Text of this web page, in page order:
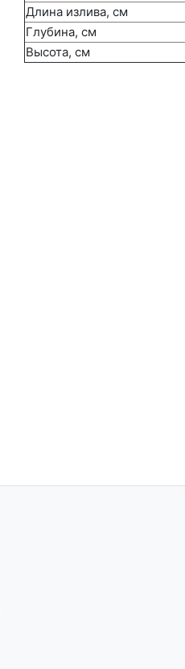
Длина излива, см
Глубина, см
Высота, см